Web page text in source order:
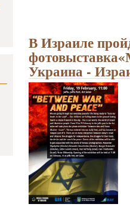
В Израиле
Украина -